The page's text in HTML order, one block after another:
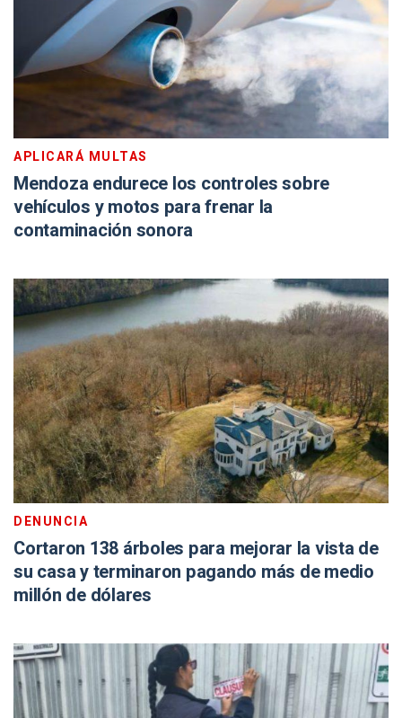
APLICARÁ MULTAS
Mendoza endurece los controles sobre
vehículos y motos para frenar la
contaminación sonora
DENUNCIA
Cortaron 138 árboles para mejorar la vista de
su casa y terminaron pagando más de medio
millón de dólares